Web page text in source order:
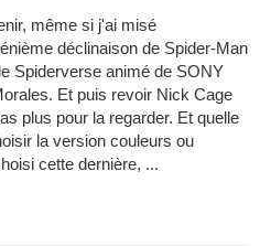
même si j'ai misé
déclinaison de Spider-Man
Spiderverse animé de SONY
Et puis revoir Nick Cage
plus pour la regarder. Et quelle
la version couleurs ou
cette dernière, ...